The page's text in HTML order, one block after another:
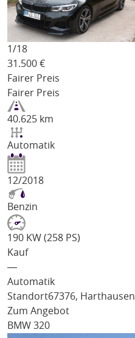
1/18
31.500 €
Fairer Preis
Fairer Preis
40.625 km
Automatik
12/2018
Benzin
190 KW (258 PS)
Kauf
―
Automatik
Standort67376, Harthausen
Zum Angebot
BMW 320